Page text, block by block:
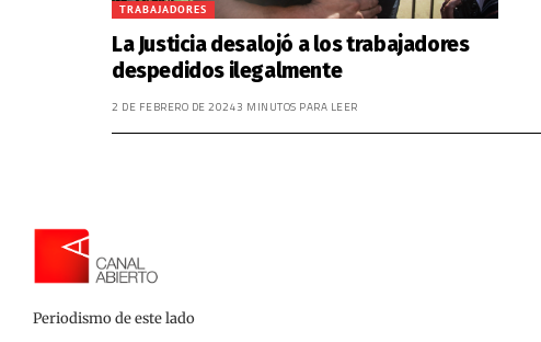
TRABAJADORES
La Justicia desalojó a los trabajadores
despedidos ilegalmente
2 DE FEBRERO DE 20243 MINUTOS PARA LEER
Periodismo de este lado